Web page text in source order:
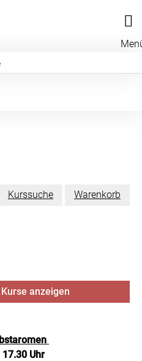
Kurssuche Warenkorb
Kurse anzeigen
Uhr